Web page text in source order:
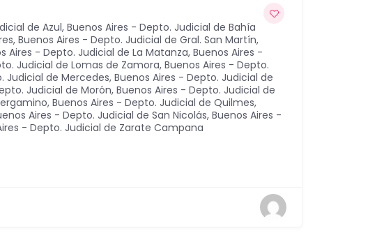
de Azul, Buenos Aires - Depto. Judicial de Bahía
, Buenos Aires - Depto. Judicial de Gral. San Martín,
Aires - Depto. Judicial de La Matanza, Buenos Aires -
Judicial de Lomas de Zamora, Buenos Aires - Depto.
Judicial de Mercedes, Buenos Aires - Depto. Judicial de
Judicial de Morón, Buenos Aires - Depto. Judicial de
, Buenos Aires - Depto. Judicial de Quilmes,
Aires - Depto. Judicial de San Nicolás, Buenos Aires -
- Depto. Judicial de Zarate Campana